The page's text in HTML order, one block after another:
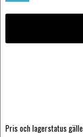
Pris och lagerstatus